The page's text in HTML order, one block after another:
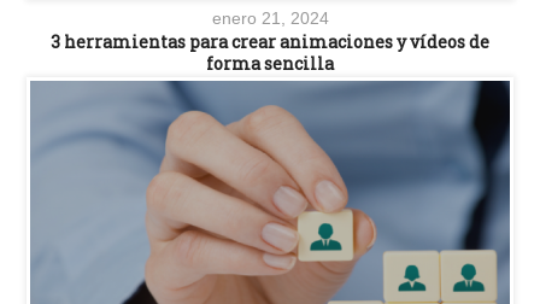
enero 21, 2024
3 herramientas para crear animaciones y vídeos de
forma sencilla